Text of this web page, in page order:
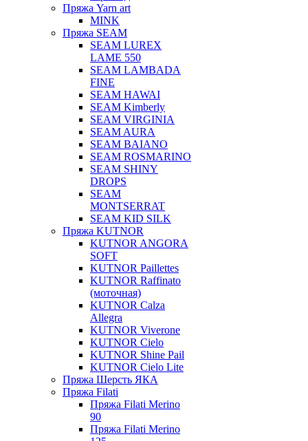
Пряжа Yarn art
MINK
Пряжа SEAM
SEAM LUREX
LAME 550
SEAM LAMBADA
FINE
SEAM HAWAI
SEAM Kimberly
SEAM VIRGINIA
SEAM AURA
SEAM BAIANO
SEAM ROSMARINO
SEAM SHINY
DROPS
SEAM
MONTSERRAT
SEAM KID SILK
Пряжа KUTNOR
KUTNOR ANGORA
SOFT
KUTNOR Paillettes
KUTNOR Raffinato
(моточная)
KUTNOR Calza
Allegra
KUTNOR Viverone
KUTNOR Cielo
KUTNOR Shine Pail
KUTNOR Cielo Lite
Пряжа Шерсть ЯКА
Пряжа Filati
Пряжа Filati Merino
90
Пряжа Filati Merino